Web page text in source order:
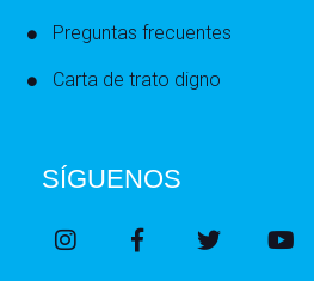
Preguntas frecuentes
Carta de trato digno
SÍGUENOS